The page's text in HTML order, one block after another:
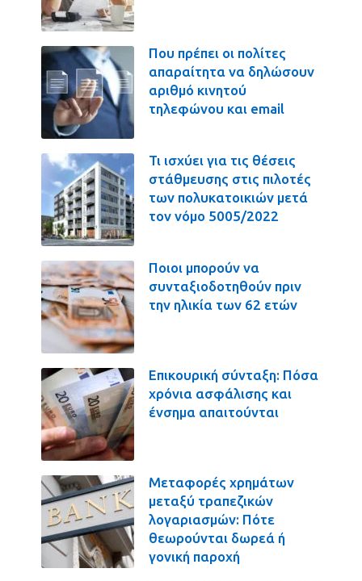
Που πρέπει οι πολίτες
απαραίτητα να δηλώσουν
αριθμό κινητού
τηλεφώνου και email
Τι ισχύει για τις θέσεις
στάθμευσης στις πιλοτές
των πολυκατοικιών μετά
τον νόμο 5005/2022
Ποιοι μπορούν να
συνταξιοδοτηθούν πριν
την ηλικία των 62 ετών
Επικουρική σύνταξη: Πόσα
χρόνια ασφάλισης και
ένσημα απαιτούνται
Μεταφορές χρημάτων
μεταξύ τραπεζικών
λογαριασμών: Πότε
θεωρούνται δωρεά ή
γονική παροχή